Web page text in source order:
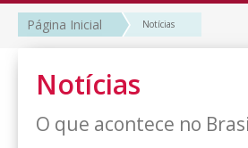
Página Inicial Notícias
Notícias
O que acontece no